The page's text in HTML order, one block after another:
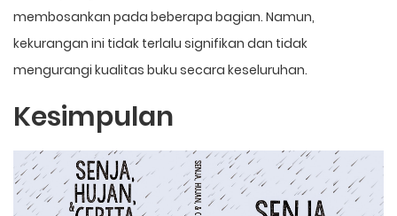
membosankan pada beberapa bagian. Namun,
kekurangan ini tidak terlalu signifikan dan tidak
mengurangi kualitas buku secara keseluruhan.
Kesimpulan